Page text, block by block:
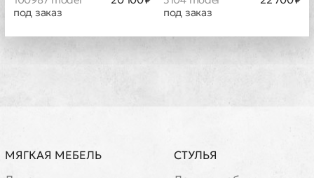
под заказ
под заказ
МЯГКАЯ МЕБЕЛЬ
СТУЛЬЯ